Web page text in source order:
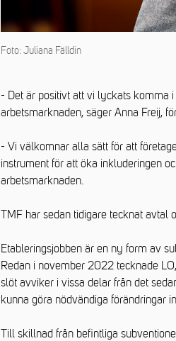
Foto: Juliana Fälldin
- Det är positivt att vi lyckats komma
arbetsmarknaden, säger Anna Freij,
- Vi välkomnar alla sätt för att
instrument för att öka inkluderingen
arbetsmarknaden.
TMF har sedan tidigare tecknat avtal
Etableringsjobben är en ny form av
Redan i november 2022 tecknade
slöt avviker i vissa delar från det
kunna göra nödvändiga förändringar
Till skillnad från befintliga